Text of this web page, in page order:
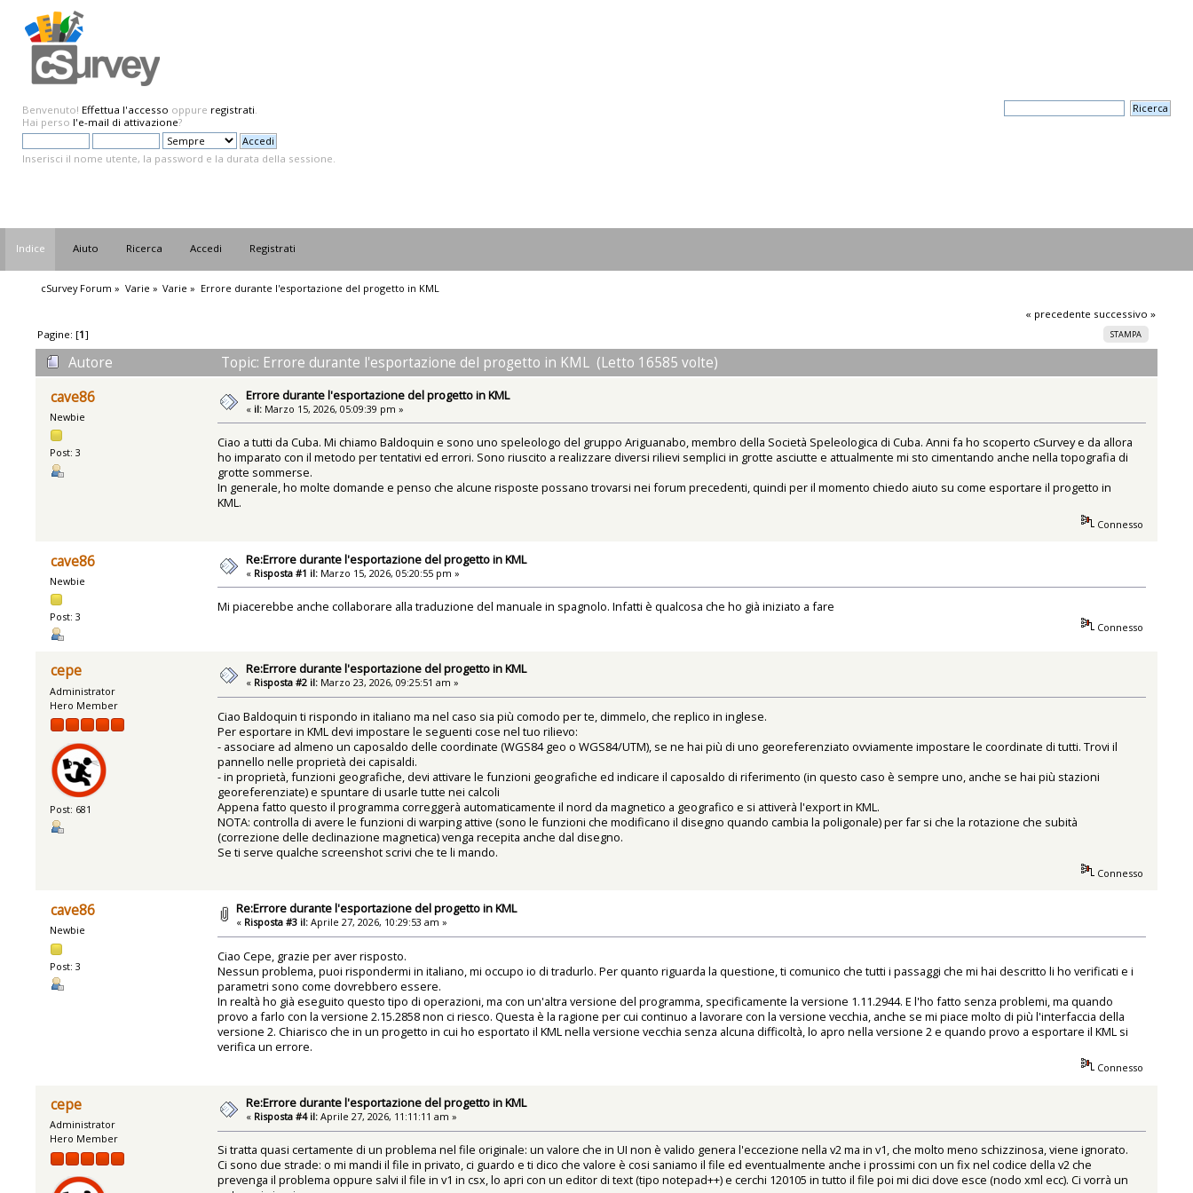
Benvenuto! Effettua l'accesso oppure registrati.
Hai perso l'e-mail di attivazione?
Inserisci il nome utente, la password e la durata della sessione.
Indice Aiuto Ricerca Accedi Registrati
cSurvey Forum » Varie » Varie » Errore durante l'esportazione del progetto in KML
« precedente successivo »
STAMPA
Pagine: [1]
Autore
Topic: Errore durante l'esportazione del progetto in KML (Letto 16585 volte)
cave86
Newbie
Post: 3
Errore durante l'esportazione del progetto in KML
« il: Marzo 15, 2026, 05:09:39 pm »
Ciao a tutti da Cuba. Mi chiamo Baldoquin e sono uno speleologo del gruppo Ariguanabo, membro della Società Speleologica di Cuba. Anni fa ho scoperto cSurvey e da allora
ho imparato con il metodo per tentativi ed errori. Sono riuscito a realizzare diversi rilievi semplici in grotte asciutte e attualmente mi sto cimentando anche nella topografia di
grotte sommerse.
In generale, ho molte domande e penso che alcune risposte possano trovarsi nei forum precedenti, quindi per il momento chiedo aiuto su come esportare il progetto in
KML.
Connesso
cave86
Newbie
Post: 3
Re:Errore durante l'esportazione del progetto in KML
« Risposta #1 il: Marzo 15, 2026, 05:20:55 pm »
Mi piacerebbe anche collaborare alla traduzione del manuale in spagnolo. Infatti è qualcosa che ho già iniziato a fare
Connesso
cepe
Administrator
Hero Member
Post: 681
Re:Errore durante l'esportazione del progetto in KML
« Risposta #2 il: Marzo 23, 2026, 09:25:51 am »
Ciao Baldoquin ti rispondo in italiano ma nel caso sia più comodo per te, dimmelo, che replico in inglese.
Per esportare in KML devi impostare le seguenti cose nel tuo rilievo:
- associare ad almeno un caposaldo delle coordinate (WGS84 geo o WGS84/UTM), se ne hai più di uno georeferenziato ovviamente impostare le coordinate di tutti. Trovi il
pannello nelle proprietà dei capisaldi.
- in proprietà, funzioni geografiche, devi attivare le funzioni geografiche ed indicare il caposaldo di riferimento (in questo caso è sempre uno, anche se hai più stazioni
georeferenziate) e spuntare di usarle tutte nei calcoli
Appena fatto questo il programma correggerà automaticamente il nord da magnetico a geografico e si attiverà l'export in KML.
NOTA: controlla di avere le funzioni di warping attive (sono le funzioni che modificano il disegno quando cambia la poligonale) per far si che la rotazione che subità
(correzione delle declinazione magnetica) venga recepita anche dal disegno.
Se ti serve qualche screenshot scrivi che te li mando.
Connesso
cave86
Newbie
Post: 3
Re:Errore durante l'esportazione del progetto in KML
« Risposta #3 il: Aprile 27, 2026, 10:29:53 am »
Ciao Cepe, grazie per aver risposto.
Nessun problema, puoi rispondermi in italiano, mi occupo io di tradurlo. Per quanto riguarda la questione, ti comunico che tutti i passaggi che mi hai descritto li ho verificati e i
parametri sono come dovrebbero essere.
In realtà ho già eseguito questo tipo di operazioni, ma con un'altra versione del programma, specificamente la versione 1.11.2944. E l'ho fatto senza problemi, ma quando
provo a farlo con la versione 2.15.2858 non ci riesco. Questa è la ragione per cui continuo a lavorare con la versione vecchia, anche se mi piace molto di più l'interfaccia della
versione 2. Chiarisco che in un progetto in cui ho esportato il KML nella versione vecchia senza alcuna difficoltà, lo apro nella versione 2 e quando provo a esportare il KML si
verifica un errore.
Connesso
cepe
Administrator
Hero Member
Re:Errore durante l'esportazione del progetto in KML
« Risposta #4 il: Aprile 27, 2026, 11:11:11 am »
Si tratta quasi certamente di un problema nel file originale: un valore che in UI non è valido genera l'eccezione nella v2 ma in v1, che molto meno schizzinosa, viene ignorato.
Ci sono due strade: o mi mandi il file in privato, ci guardo e ti dico che valore è cosi saniamo il file ed eventualmente anche i prossimi con un fix nel codice della v2 che
prevenga il problema oppure salvi il file in v1 in csx, lo apri con un editor di text (tipo notepad++) e cerchi 120105 in tutto il file poi mi dici dove esce (nodo xml ecc). Ci vorrà un